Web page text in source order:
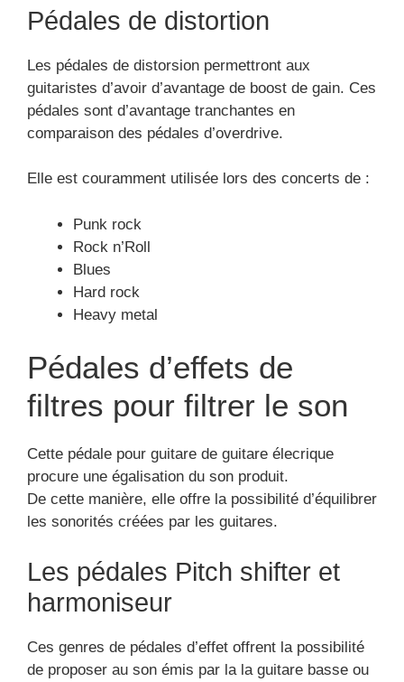
Pédales de distortion
Les pédales de distorsion permettront aux
guitaristes d’avoir d’avantage de boost de gain. Ces
pédales sont d’avantage tranchantes en
comparaison des pédales d’overdrive.
Elle est couramment utilisée lors des concerts de :
Punk rock
Rock n’Roll
Blues
Hard rock
Heavy metal
Pédales d’effets de
filtres pour filtrer le son
Cette pédale pour guitare de guitare élecrique
procure une égalisation du son produit.
De cette manière, elle offre la possibilité d’équilibrer
les sonorités créées par les guitares.
Les pédales Pitch shifter et
harmoniseur
Ces genres de pédales d’effet offrent la possibilité
de proposer au son émis par la la guitare basse ou